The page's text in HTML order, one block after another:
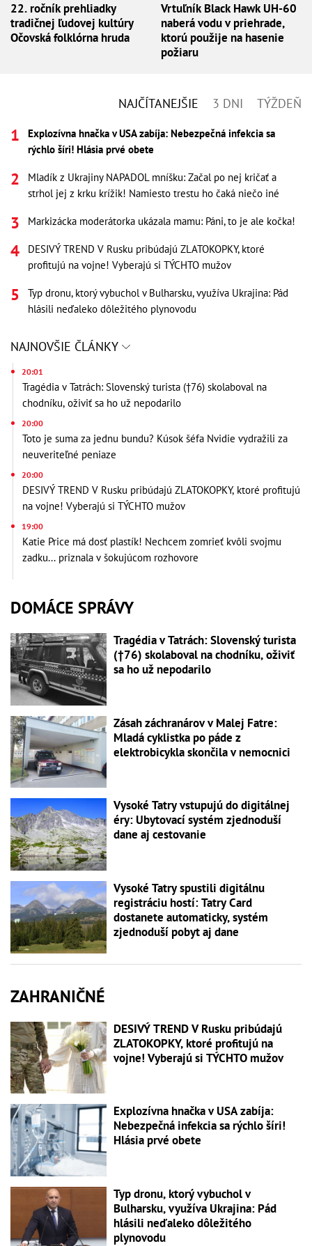
22. ročník prehliadky
tradičnej ľudovej kultúry
Očovská folklórna hruda
Vrtuľník Black Hawk UH-60
naberá vodu v priehrade,
ktorú použije na hasenie
požiaru
NAJČÍTANEJŠIE 3 DNI TÝŽDEŇ
Explozívna hnačka v USA zabíja: Nebezpečná infekcia sa
rýchlo šíri! Hlásia prvé obete
Mladík z Ukrajiny NAPADOL mníšku: Začal po nej kričať a
strhol jej z krku krížik! Namiesto trestu ho čaká niečo iné
Markizácka moderátorka ukázala mamu: Páni, to je ale kočka!
DESIVÝ TREND V Rusku pribúdajú ZLATOKOPKY, ktoré
profitujú na vojne! Vyberajú si TÝCHTO mužov
Typ dronu, ktorý vybuchol v Bulharsku, využíva Ukrajina: Pád
hlásili neďaleko dôležitého plynovodu
NAJNOVŠIE ČLÁNKY
20:01
Tragédia v Tatrách: Slovenský turista (†76) skolaboval na
chodníku, oživiť sa ho už nepodarilo
20:00
Toto je suma za jednu bundu? Kúsok šéfa Nvidie vydražili za
neuveriteľné peniaze
20:00
DESIVÝ TREND V Rusku pribúdajú ZLATOKOPKY, ktoré profitujú
na vojne! Vyberajú si TÝCHTO mužov
19:00
Katie Price má dosť plastík! Nechcem zomrieť kvôli svojmu
zadku... priznala v šokujúcom rozhovore
DOMÁCE SPRÁVY
Tragédia v Tatrách: Slovenský turista
(†76) skolaboval na chodníku, oživiť
sa ho už nepodarilo
Zásah záchranárov v Malej Fatre:
Mladá cyklistka po páde z
elektrobicykla skončila v nemocnici
Vysoké Tatry vstupujú do digitálnej
éry: Ubytovací systém zjednoduší
dane aj cestovanie
Vysoké Tatry spustili digitálnu
registráciu hostí: Tatry Card
dostanete automaticky, systém
zjednoduší pobyt aj dane
ZAHRANIČNÉ
DESIVÝ TREND V Rusku pribúdajú
ZLATOKOPKY, ktoré profitujú na
vojne! Vyberajú si TÝCHTO mužov
Explozívna hnačka v USA zabíja:
Nebezpečná infekcia sa rýchlo šíri!
Hlásia prvé obete
Typ dronu, ktorý vybuchol v
Bulharsku, využíva Ukrajina: Pád
hlásili neďaleko dôležitého
plynovodu